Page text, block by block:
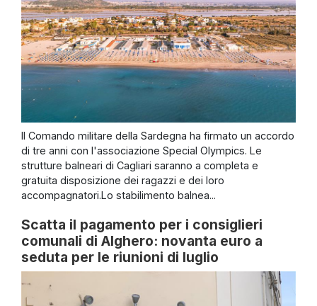
Il Comando militare della Sardegna ha firmato un accordo
di tre anni con l'associazione Special Olympics. Le
strutture balneari di Cagliari saranno a completa e
gratuita disposizione dei ragazzi e dei loro
accompagnatori.Lo stabilimento balnea...
Scatta il pagamento per i consiglieri
comunali di Alghero: novanta euro a
seduta per le riunioni di luglio